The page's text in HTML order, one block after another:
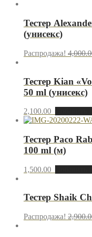
Тестер
(унисекс)
Распродажа!
Тестер Kian
50 ml (унисекс)
2,100.00
Тестер Paco
100 ml (м)
1,500.00
Тестер Shaik
Распродажа!